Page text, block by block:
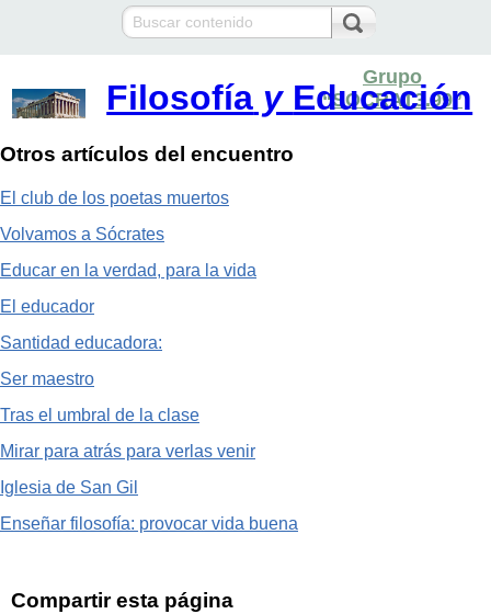
Filosofía y Educación
Grupo
“SOCRAT3.99”
Otros artículos del encuentro
El club de los poetas muertos
Volvamos a Sócrates
Educar en la verdad, para la vida
El educador
Santidad educadora:
Ser maestro
Tras el umbral de la clase
Mirar para atrás para verlas venir
Iglesia de San Gil
Enseñar filosofía: provocar vida buena
Compartir esta página